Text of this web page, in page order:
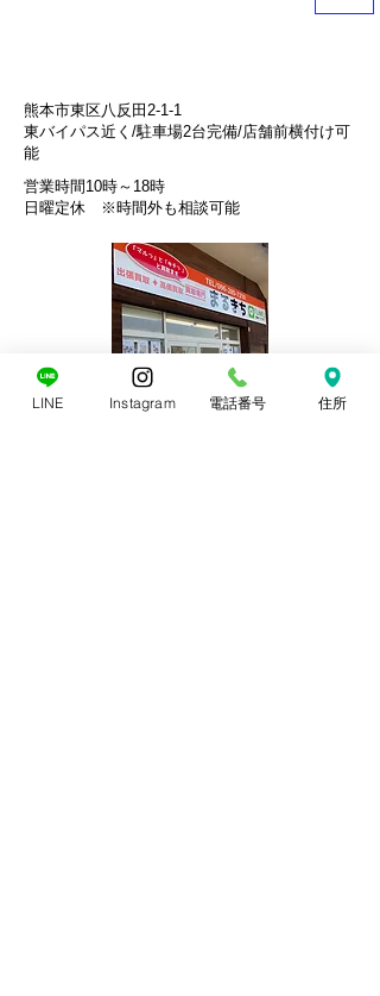
​熊本市東区八反田2-1-1​
​東バイパス近く/駐車場2台完備/店舗前横付け可
能
営業時間10時～18時
​日曜定休 ※時間外も相談可能
LINE Instagram 電話番号 住所